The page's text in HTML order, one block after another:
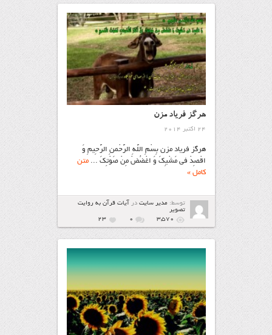
هرگز فریاد مزن
24 اکتبر 2014
هرگز فریاد مزن بِسْمِ اللَّهِ الرَّحْمنِ الرَّحِیمِ وَ
اقْصِدْ فی مَشْیِکَ وَ اغْضُضْ مِنْ صَوْتِکَ ...متن
کامل »
توسط: مدیر سایتدر آیات قرآن به روایت
تصویر
3,570
۰ 23